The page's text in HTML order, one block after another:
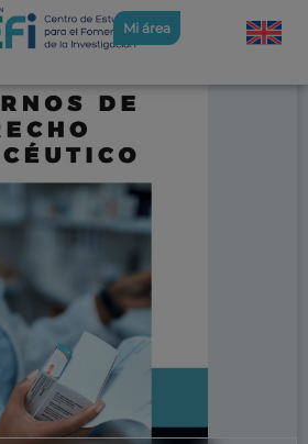
Mi área